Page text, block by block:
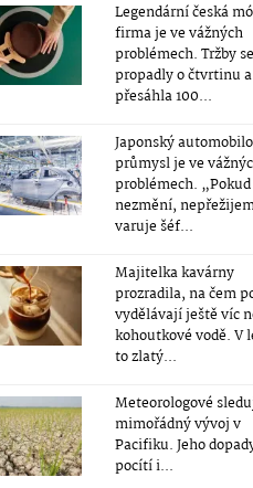
Legendární česká
firma je ve vážných
problémech. Tržby se
propadly o čtvrtinu
přesáhla 100...
Japonský
průmysl je ve
problémech.
nezmění,
varuje šéf...
Majitelka kavárny
prozradila, na čem
vydělávají ještě víc
kohoutkové vodě. V
to zlatý...
Meteorologové
mimořádný vývoj v
Pacifiku. Jeho
pocítí i...